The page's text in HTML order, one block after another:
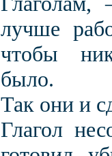
лучше
чтобы
было.
Так они и
Глагол